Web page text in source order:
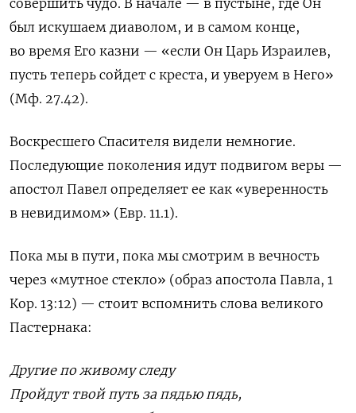
был искушаем диаволом, и в самом конце,
во время Его казни — «если Он Царь Израилев,
пусть теперь сойдет с креста, и уверуем в Него»
(Мф. 27.42).
Воскресшего Спасителя видели немногие.
Последующие поколения идут подвигом веры —
апостол Павел определяет ее как «уверенность
в невидимом» (Евр. 11.1).
Пока мы в пути, пока мы смотрим в вечность
через «мутное стекло» (образ апостола Павла, 1
Кор. 13:12) — стоит вспомнить слова великого
Пастернака:
Другие по живому следу
Пройдут твой путь за пядью пядь,